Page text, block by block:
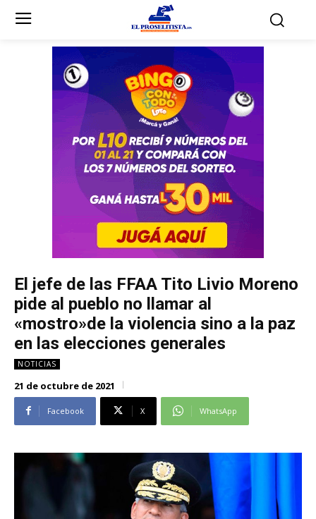
Partidos Políticos
Partido Liberal
Partido Nacional
Innovación y Unidad
Unificación Democrática
Anticorrupción
Alianza Patriotica
Libertad y Refundación
Frente Amplio
Centro Social Cristianos
Nueva Ruta
Contáctenos
Suscríbase a nuestro boletín
Partidos Políticos
Partido Liberal
Partido Nacional
Innovación y Unidad
Unificación Democrática
Anticorrupción
Alianza Patriotica
Libertad y Refundación
Frente Amplio
Centro Social Cristianos
Nueva Ruta
Contáctenos
Suscríbase a nuestro boletín
El jefe de las FFAA Tito Livio Moreno
pide al pueblo no llamar al
«mostro»de la violencia sino a la paz
en las elecciones generales
NOTICIAS
21 de octubre de 2021
Facebook X WhatsApp